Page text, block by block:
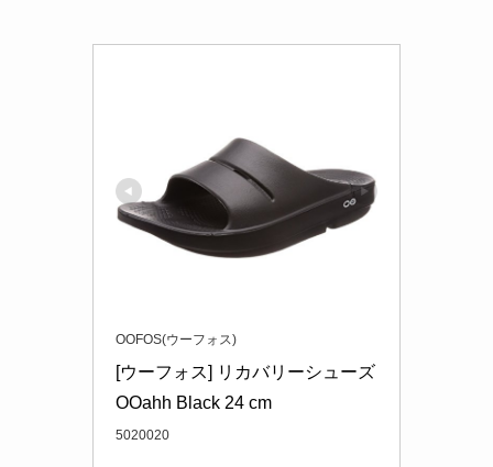
OOFOS(ウーフォス)
[ウーフォス] リカバリーシューズ
OOahh Black 24 cm
5020020